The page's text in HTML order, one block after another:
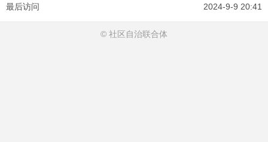
最后访问
2024-9-9 20:41
© 社区自治联合体